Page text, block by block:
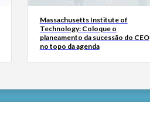
Massachusetts Institute of
Technology: Coloque o
planeamento da sucessão do CEO
no topo da agenda